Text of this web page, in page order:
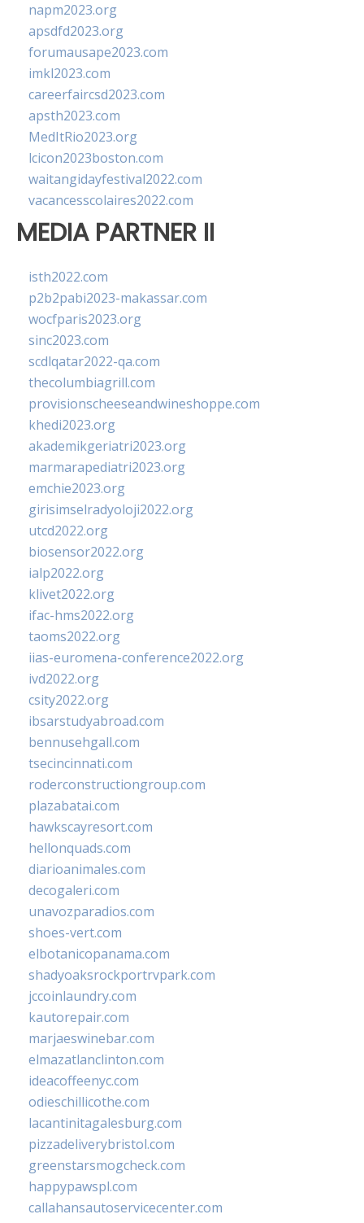
napm2023.org
apsdfd2023.org
forumausape2023.com
imkl2023.com
careerfaircsd2023.com
apsth2023.com
MedItRio2023.org
lcicon2023boston.com
waitangidayfestival2022.com
vacancesscolaires2022.com
MEDIA PARTNER II
isth2022.com
p2b2pabi2023-makassar.com
wocfparis2023.org
sinc2023.com
scdlqatar2022-qa.com
thecolumbiagrill.com
provisionscheeseandwineshoppe.com
khedi2023.org
akademikgeriatri2023.org
marmarapediatri2023.org
emchie2023.org
girisimselradyoloji2022.org
utcd2022.org
biosensor2022.org
ialp2022.org
klivet2022.org
ifac-hms2022.org
taoms2022.org
iias-euromena-conference2022.org
ivd2022.org
csity2022.org
ibsarstudyabroad.com
bennusehgall.com
tsecincinnati.com
roderconstructiongroup.com
plazabatai.com
hawkscayresort.com
hellonquads.com
diarioanimales.com
decogaleri.com
unavozparadios.com
shoes-vert.com
elbotanicopanama.com
shadyoaksrockportrvpark.com
jccoinlaundry.com
kautorepair.com
marjaeswinebar.com
elmazatlanclinton.com
ideacoffeenyc.com
odieschillicothe.com
lacantinitagalesburg.com
pizzadeliverybristol.com
greenstarsmogcheck.com
happypawspl.com
callahansautoservicecenter.com